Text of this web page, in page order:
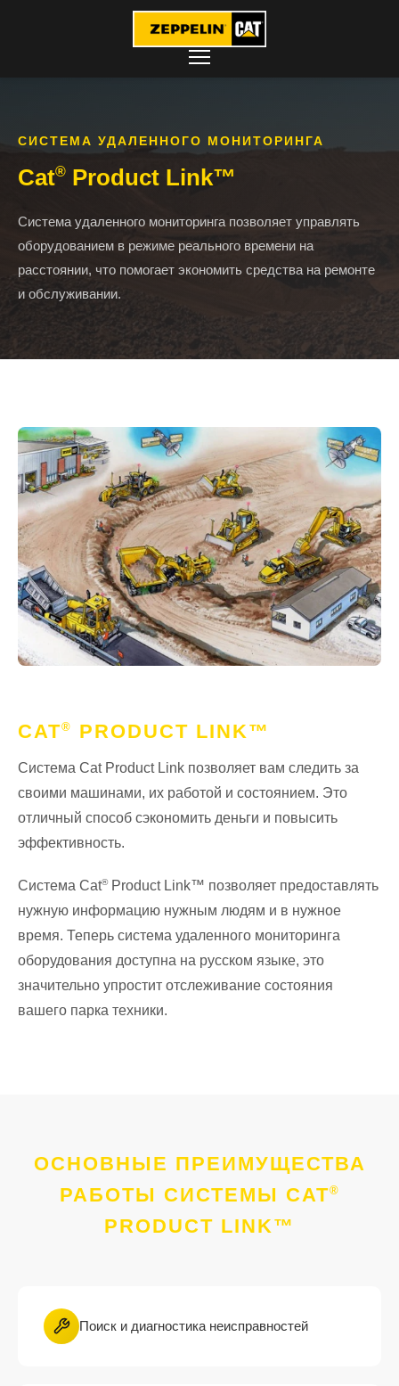
СИСТЕМА УДАЛЕННОГО МОНИТОРИНГА
Cat® Product Link™
Система удаленного мониторинга позволяет управлять
оборудованием в режиме реального времени на
расстоянии, что помогает экономить средства на ремонте
и обслуживании.
CAT® PRODUCT LINK™
Система Cat Product Link позволяет вам следить за
своими машинами, их работой и состоянием. Это
отличный способ сэкономить деньги и повысить
эффективность.
Система Cat®Product Link™ позволяет предоставлять
нужную информацию нужным людям и в нужное
время. Теперь система удаленного мониторинга
оборудования доступна на русском языке, это
значительно упростит отслеживание состояния
вашего парка техники.
ОСНОВНЫЕ ПРЕИМУЩЕСТВА
РАБОТЫ СИСТЕМЫ CAT®
PRODUCT LINK™
Поиск и диагностика неисправностей